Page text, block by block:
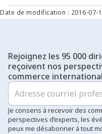
Date de modification : 2016-07-
Rejoignez les 95 000
reçoivent nos
commerce
Je consens à recevoir des
perspectives d’experts, les
peux me désabonner à tout